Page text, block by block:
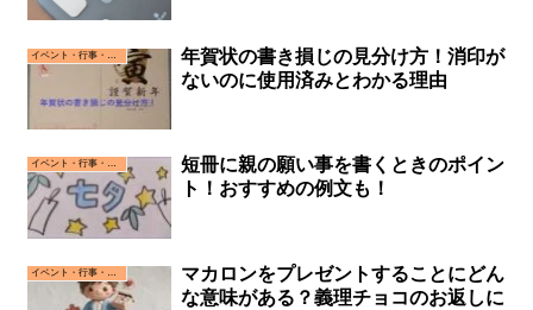
年賀状の書き損じの見分け方！消印が
ないのに使用済みとわかる理由
イベント・行事・お祝い事
短冊に親の願い事を書くときのポイン
ト！おすすめの例文も！
イベント・行事・お祝い事
マカロンをプレゼントすることにどん
な意味がある？義理チョコのお返しに